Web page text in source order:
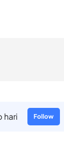
hari Follow